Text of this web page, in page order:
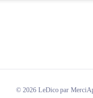
© 2026 LeDico par